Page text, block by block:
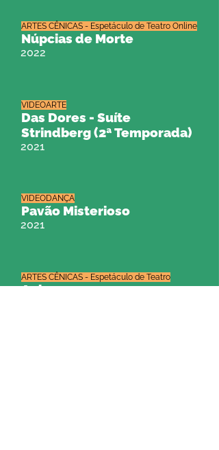
Núpcias de Morte
2022
ARTES CÊNICAS - Espetáculo de Teatro Online
Das Dores - Suíte
Strindberg (2ª Temporada)
2021
VIDEOARTE
Pavão Misterioso
2021
VIDEODANÇA
Aplausos
ARTES CÊNICAS - Espetáculo de Teatro